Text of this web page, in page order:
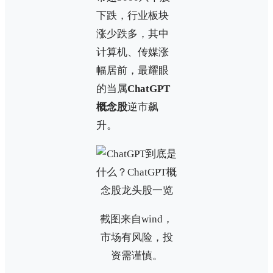
下跌，行业板块
涨少跌多，其中
计算机、传媒涨
幅居前，最耀眼
的当属ChatGPT
概念股逆市飙
升。
截图来自wind，
市场有风险，投
资需谨慎。